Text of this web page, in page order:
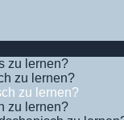
zu lernen?
zu lernen?
zu lernen?
zu lernen?